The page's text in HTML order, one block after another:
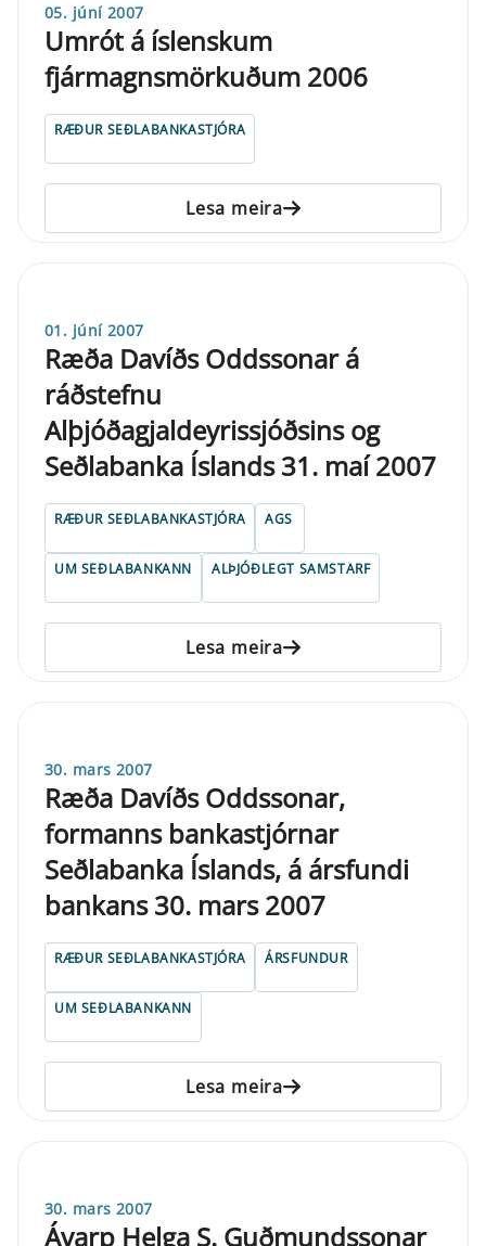
05. júní 2007
Umrót á íslenskum
fjármagnsmörkuðum 2006
RÆÐUR SEÐLABANKASTJÓRA
Lesa meira
01. júní 2007
Ræða Davíðs Oddssonar á
ráðstefnu
Alþjóðagjaldeyrissjóðsins og
Seðlabanka Íslands 31. maí 2007
RÆÐUR SEÐLABANKASTJÓRA AGS
UM SEÐLABANKANN ALÞJÓÐLEGT SAMSTARF
Lesa meira
30. mars 2007
Ræða Davíðs Oddssonar,
formanns bankastjórnar
Seðlabanka Íslands, á ársfundi
bankans 30. mars 2007
RÆÐUR SEÐLABANKASTJÓRA ÁRSFUNDUR
UM SEÐLABANKANN
Lesa meira
30. mars 2007
Ávarp Helga S. Guðmundssonar